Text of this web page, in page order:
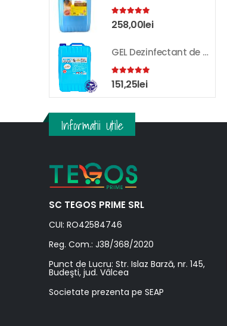
5.00out of 5
258,00lei
GEL Dezinfectant de Maini K-SEPT 10L
5.00out of 5
151,25lei
Informatii Utile
SC TEGOS PRIME SRL
CUI: RO42584746
Reg. Com.: J38/368/2020
Punct de Lucru: Str. Islaz Barză, nr. 145,
Budeşti, jud. Vâlcea
Societate prezenta pe SEAP